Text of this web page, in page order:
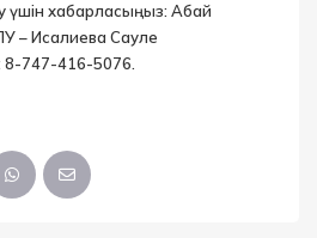
үшін хабарласыңыз: Абай
– Исалиева Сауле
8-747-416-5076.